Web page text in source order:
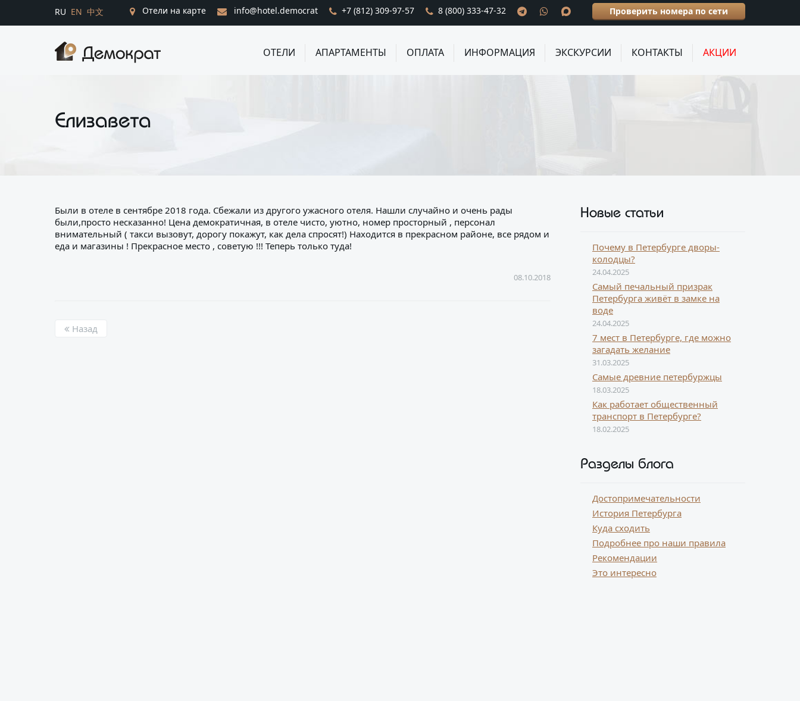
RU EN 中文 Отели на карте info@hotel.democrat +7 (812) 309-97-57 8 (800) 333-47-32 Проверить номера по сети
ОТЕЛИ АПАРТАМЕНТЫ ОПЛАТА ИНФОРМАЦИЯ ЭКСКУРСИИ КОНТАКТЫ АКЦИИ
Елизавета
Были в отеле в сентябре 2018 года. Сбежали из другого ужасного отеля. Нашли случайно и очень рады
были,просто несказанно! Цена демократичная, в отеле чисто, уютно, номер просторный , персонал
внимательный ( такси вызовут, дорогу покажут, как дела спросят!) Находится в прекрасном районе, все рядом и
еда и магазины ! Прекрасное место , советую !!! Теперь только туда!
08.10.2018
Назад
Новые статьи
Почему в Петербурге дворы-
колодцы?
24.04.2025
Самый печальный призрак
Петербурга живёт в замке на
воде
24.04.2025
7 мест в Петербурге, где можно
загадать желание
31.03.2025
Самые древние петербуржцы
18.03.2025
Как работает общественный
транспорт в Петербурге?
18.02.2025
Разделы блога
Достопримечательности
История Петербурга
Куда сходить
Подробнее про наши правила
Рекомендации
Это интересно